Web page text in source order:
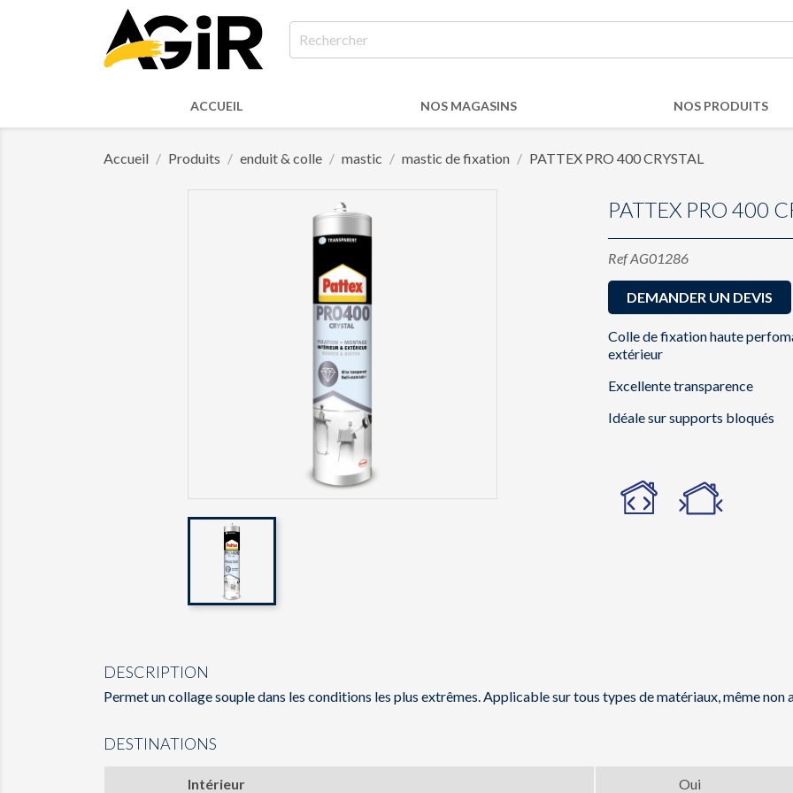
ACCUEIL NOS MAGASINS NOS PRODUITS
Accueil Produits enduit & colle mastic mastic de fixation PATTEX PRO 400 CRYSTAL
PATTEX PRO 400
RefAG01286
DEMANDER UN DEVIS
Colle de fixation haute
extérieur
Excellente transparence
Idéale sur supports bloqués
DESCRIPTION
Permet un collage souple dans les conditions les plus extrêmes. Applicable sur tous types de matériaux, même non
DESTINATIONS
Intérieur Oui